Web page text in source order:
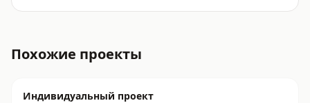
Похожие проекты
Индивидуальный проект